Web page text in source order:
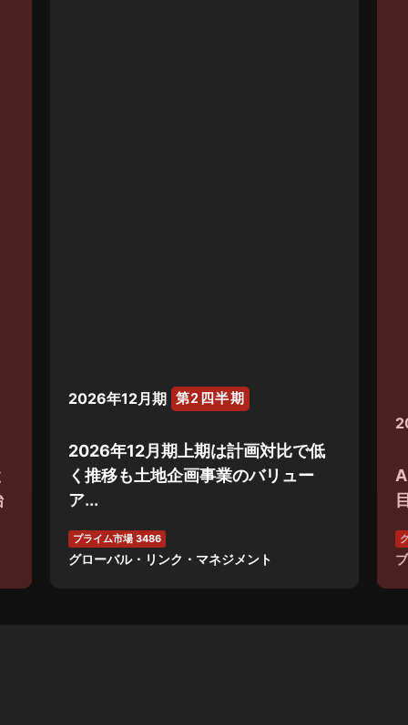
2026年12月期 第2四半期
2026年12月期上期は計画対比で低
く推移も土地企画事業のバリュー
ア...
プライム市場 3486
グローバル・リンク・マネジメント